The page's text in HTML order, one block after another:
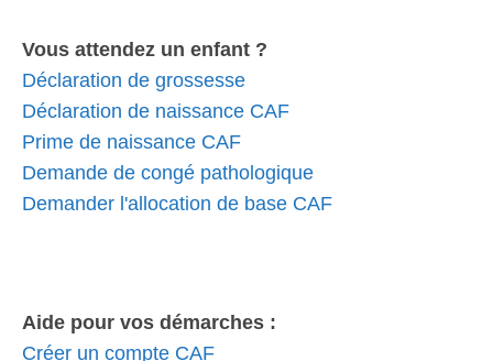
Vous attendez un enfant ?
Déclaration de grossesse
Déclaration de naissance CAF
Prime de naissance CAF
Demande de congé pathologique
Demander l'allocation de base CAF
Aide pour vos démarches :
Créer un compte CAF